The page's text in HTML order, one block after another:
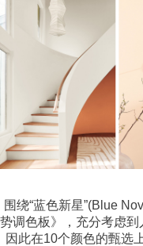
围绕“蓝色新星”(Blue
势调色板》，充分考虑到
因此在10个颜色的甄选